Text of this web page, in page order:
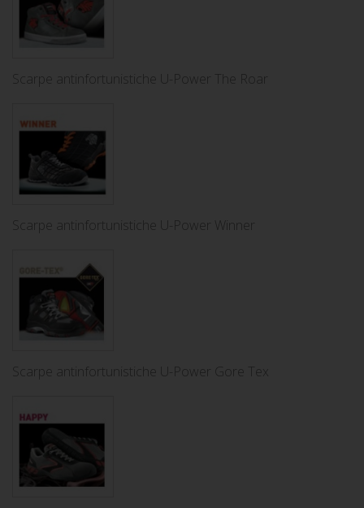
Scarpe antinfortunistiche U-Power The Roar
Scarpe antinfortunistiche U-Power Winner
Scarpe antinfortunistiche U-Power Gore Tex